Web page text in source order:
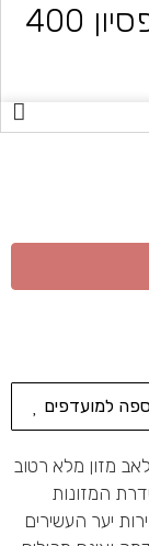
קרנילאב שימורים ברווז ופסיון 400
למועדפים
ברווז ופסיון 400 ג’ קרנילאב מזון מלא רטוב
המזונות
יער העשירים